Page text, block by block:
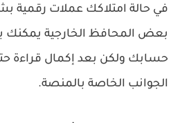
في حالة امتلاكك عملات رقمية
بعض المحافظ الخارجية يمكنك
حسابك ولكن بعد إكمال قراءة
الجوانب الخاصة بالمنصة.